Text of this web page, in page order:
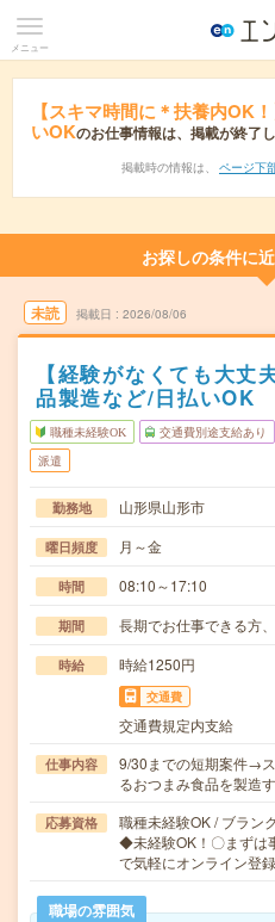
メニュー
【スキマ時間に＊扶養内OK
いOKのお仕事情報は、掲載が終了
掲載時の情報は、 ページ下
お探しの条件に
未読 掲載日 2026/08/06
【経験がなくても大丈
品製造など/日払いOK
職種未経験OK 交通費別途支給あり
派遣
勤務地 山形県山形市
曜日頻度 月～金
時間 08:10～17:10
期間 長期でお仕事できる方
時給 時給1250円
交通費
交通費規定内支給
仕事内容
9/30までの短期案件→
るおつまみ食品を製造
応募資格
職種未経験OK / ブラン
◆未経験OK！〇まずは
で気軽にオンライン登
職場の雰囲気